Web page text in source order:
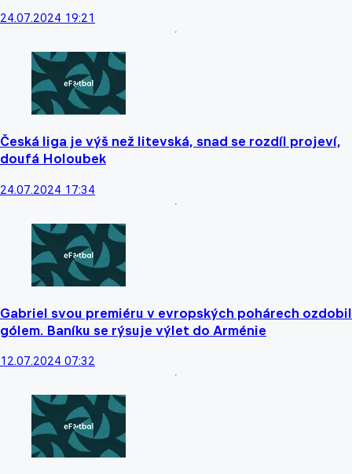
24.07.2024 19:21
Česká liga je výš než litevská, snad se rozdíl projeví,
doufá Holoubek
24.07.2024 17:34
Gabriel svou premiéru v evropských pohárech ozdobil
gólem. Baníku se rýsuje výlet do Arménie
12.07.2024 07:32